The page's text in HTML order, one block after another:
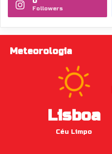
Followers
Meteorologia
Lisboa
Céu Limpo